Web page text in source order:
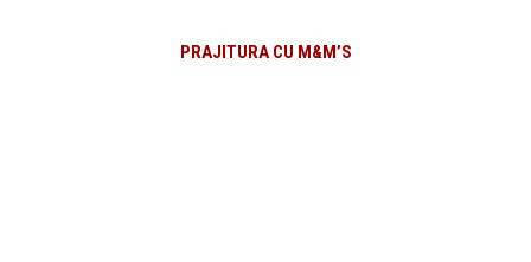
PRAJITURA CU M&M’S